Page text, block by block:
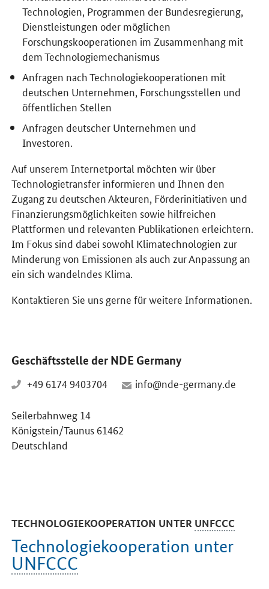
Technologien, Programmen der Bundesregierung,
Dienstleistungen oder möglichen
Forschungskooperationen im Zusammenhang mit
dem Technologiemechanismus
Anfragen nach Technologiekooperationen mit
deutschen Unternehmen, Forschungsstellen und
öffentlichen Stellen
Anfragen deutscher Unternehmen und
Investoren.
Auf unserem Internetportal möchten wir über
Technologietransfer informieren und Ihnen den
Zugang zu deutschen Akteuren, Förderinitiativen und
Finanzierungsmöglichkeiten sowie hilfreichen
Plattformen und relevanten Publikationen erleichtern.
Im Fokus sind dabei sowohl Klimatechnologien zur
Minderung von Emissionen als auch zur Anpassung an
ein sich wandelndes Klima.
Kontaktieren Sie uns gerne für weitere Informationen.
Geschäftsstelle der NDE Germany
+49 6174 9403704 info@nde-germany.de
Seilerbahnweg 14
Königstein/Taunus 61462
Deutschland
TECHNOLOGIEKOOPERATION UNTER UNFCCC
Technologiekooperation unter
UNFCCC